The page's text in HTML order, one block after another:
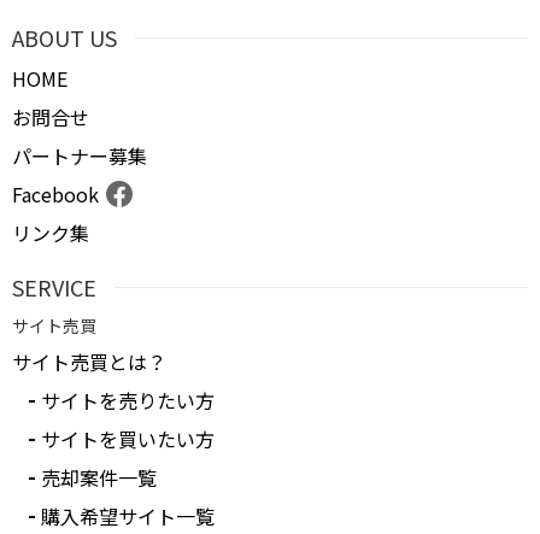
フリーワード
業界・業種
ABOUT US
HOME
お問合せ
パートナー募集
Facebook
リンク集
SERVICE
サイト売買
サイト売買とは？
サイトを売りたい方
サイトを買いたい方
売却案件一覧
購入希望サイト一覧